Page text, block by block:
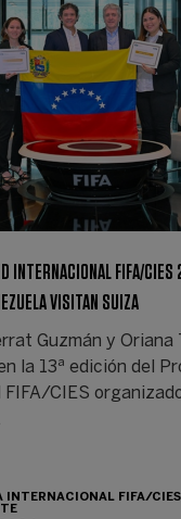
INTERNACIONAL FIFA/
VISITAN SUIZA
Guzmán y Oriana
la 13ª edición del
FIFA/CIES
INTERNACIONAL FIFA/CIES